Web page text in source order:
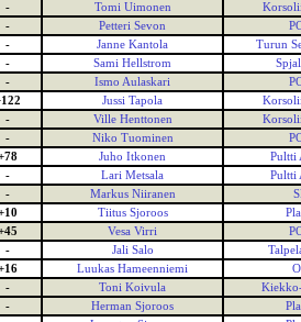
- Tomi Uimonen
- Petteri Sevon
- Janne Kantola Turun
- Sami Hellstrom
- Ismo Aulaskari
Jussi Tapola
- Ville Henttonen
- Niko Tuominen
Juho Itkonen Pultti
- Lari Metsala Pultti
- Markus Niiranen
Tiitus Sjoroos
Vesa Virri
- Jali Salo
Luukas Hameenniemi
- Toni Koivula
- Herman Sjoroos